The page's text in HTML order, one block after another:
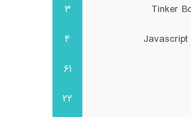
3
4
61
22